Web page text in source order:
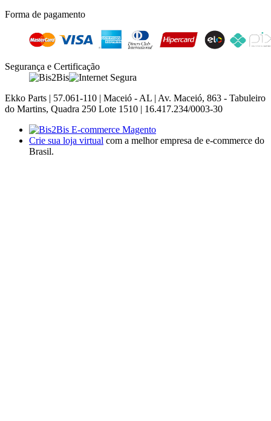
Forma de pagamento
Segurança e Certificação
Ekko Parts | 57.061-110 | Maceió - AL | Av. Maceió, 863 - Tabuleiro
do Martins, Quadra 250 Lote 1510 | 16.417.234/0003-30
Crie sua loja virtual com a melhor empresa de e-commerce do
Brasil.